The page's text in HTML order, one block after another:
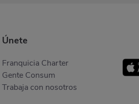
Únete
Franquicia Charter
Gente Consum
Trabaja con nosotros